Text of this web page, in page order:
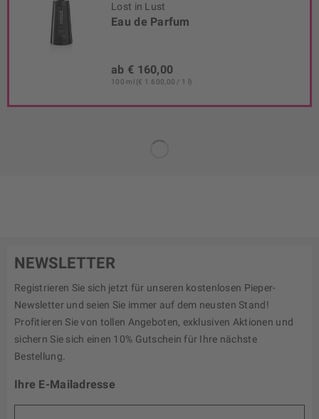
Lost in Lust
Eau de Parfum
ab € 160,00
100 ml (€ 1.600,00 / 1 l)
NEWSLETTER
Registrieren Sie sich jetzt für unseren kostenlosen Pieper-
Newsletter und seien Sie immer auf dem neusten Stand!
Profitieren Sie von tollen Angeboten, exklusiven Aktionen und
sichern Sie sich einen 10% Gutschein für Ihre nächste
Bestellung.
Ihre E-Mailadresse